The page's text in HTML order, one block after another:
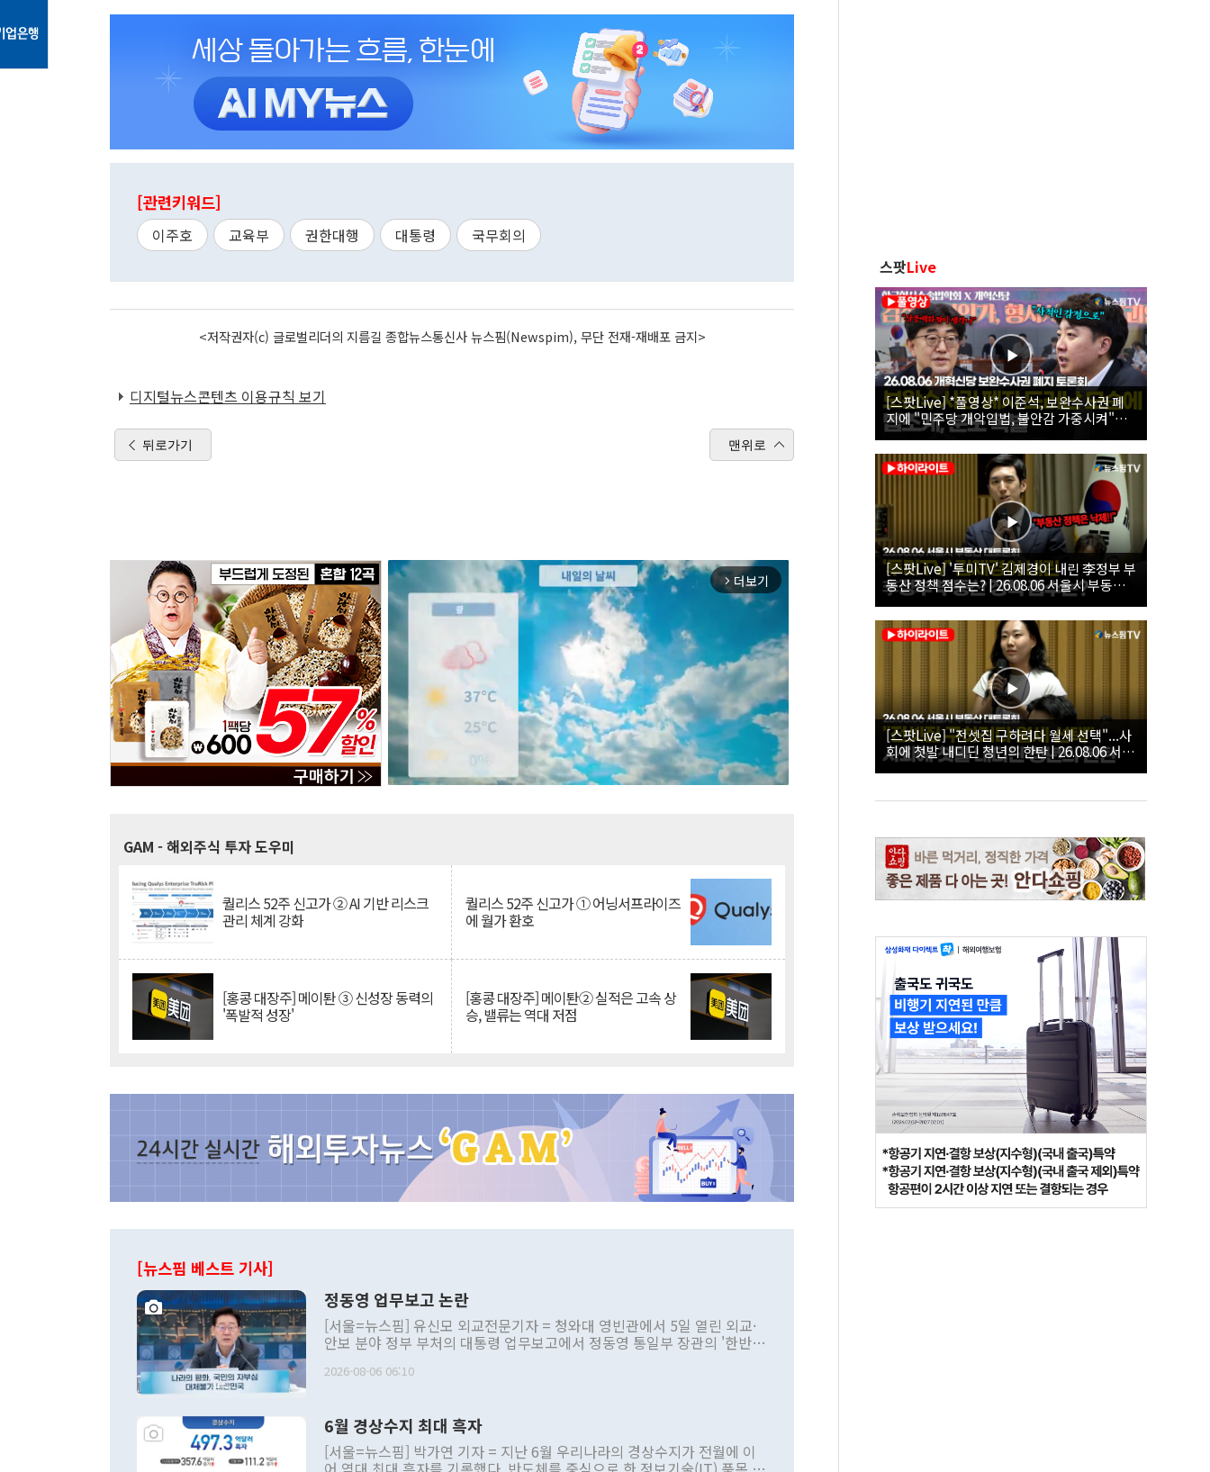
[관련키워드]
이주호 교육부 권한대행 대통령 국무회의
<저작권자(c) 글로벌리더의 지름길 종합뉴스통신사 뉴스핌(Newspim), 무단 전재-재배포 금지>
디지털뉴스콘텐츠 이용규칙 보기
뒤로가기 맨위로
arrow_forward_ios 더보기
GAM - 해외주식 투자 도우미
퀄리스 52주 신고가 ② AI 기반 리스크
관리 체계 강화
퀄리스 52주 신고가 ① 어닝서프라이즈
에 월가 환호
[홍콩 대장주] 메이퇀 ③ 신성장 동력의
'폭발적 성장'
[홍콩 대장주] 메이퇀② 실적은 고속 상
승, 밸류는 역대 저점
[뉴스핌 베스트 기사]
정동영 업무보고 논란
[서울=뉴스핌] 유신모 외교전문기자 = 청와대 영빈관에서 5일 열린 외교·
안보 분야 정부 부처의 대통령 업무보고에서 정동영 통일부 장관의 '한반도
발언 중에는 정부 내 조율을 거치지 않은 사안을 정책으로 추진하겠다고 공
주의적 희망에 근거한 비현실적 구상'이라는 비판을 내놨다. 그동안 정 장
관의 대북 정책 관련 발언이 물의를 빚은 적은 여러 번 있지만 대통령과 유
관 부처 장관이 공개적으로 부정적 입장을 표명한 것은 이례적이다. 정 장
2026-08-06 06:10
6월 경상수지 최대 흑자
[서울=뉴스핌] 박가연 기자 = 지난 6월 우리나라의 경상수지가 전월에 이
스팟Live
[스팟Live] *풀영상* 이준석, 보완수사권 폐
지에 "민주당 개악입법, 불안감 가중시켜"｜
26.08.06 개혁신당 보완수사권 폐지 토론회
[스팟Live] '투미TV' 김제경이 내린 李정부 부
동산 정책 점수는? | 26.08.06 서울시 부동산
대토론회
[스팟Live] "전셋집 구하려다 월세 선택"...사
회에 첫발 내디딘 청년의 한탄 | 26.08.06 서울
시 부동산 대토론회